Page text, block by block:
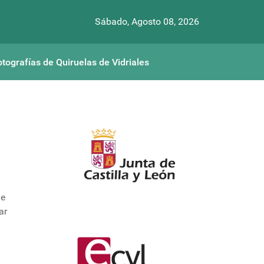
Sábado, Agosto 08, 2026
de Quiruelas de Vidriales